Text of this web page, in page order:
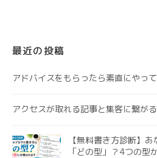
最近の投稿
アドバイスをもらったら素直にやっ
アクセスが取れる記事と集客に繋が
【無料書き方診断】
「どの型」？4つの型